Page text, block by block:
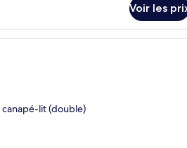
Voir les
Une chambre à coucher avec
canapé-lit (double)